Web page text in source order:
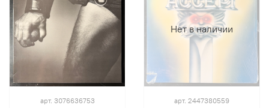
арт. 3076636753
Нет в наличии
арт. 2447380559